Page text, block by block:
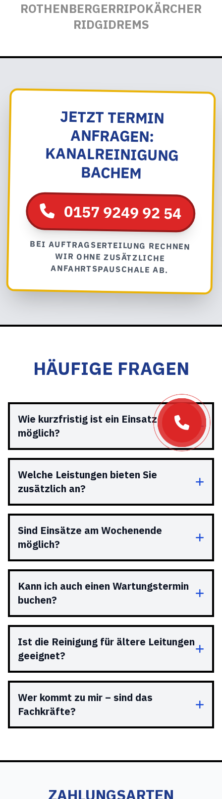
ROTHENBERGERRIPOKÄRCHER
RIDGIDREMS
JETZT TERMIN
ANFRAGEN:
KANALREINIGUNG
BACHEM
0157 9249 92 54
BEI AUFTRAGSERTEILUNG RECHNEN
WIR OHNE ZUSÄTZLICHE
ANFAHRTSPAUSCHALE AB.
HÄUFIGE FRAGEN
Wie kurzfristig ist ein Einsatz
möglich?
Welche Leistungen bieten Sie
zusätzlich an?
Sind Einsätze am Wochenende
möglich?
Kann ich auch einen Wartungstermin
buchen?
Ist die Reinigung für ältere Leitungen
geeignet?
Wer kommt zu mir – sind das
Fachkräfte?
ZAHLUNGSARTEN